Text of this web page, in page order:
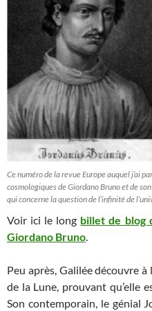
Ce numéro de la revue Europe auquel j’ai
cosmologiques de Giordano Bruno et de
qui concerne la question de l’infinité de
Voir ici le long billet de blog
Giordano Bruno
Peu après, Galilée découvre
de la Lune, prouvant qu’elle
Son contemporain, le génial